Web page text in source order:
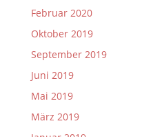
Februar 2020
Oktober 2019
September 2019
Juni 2019
Mai 2019
März 2019